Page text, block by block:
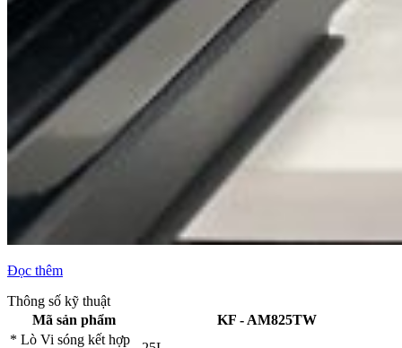
Đọc thêm
Thông số kỹ thuật
Mã sản phẩm
KF - AM825TW
* Lò Vi sóng kết hợp